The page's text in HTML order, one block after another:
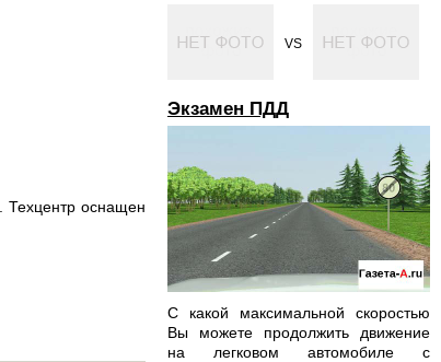
VS
Экзамен ПДД
С какой максимальной скоростью
Вы можете продолжить движение
на легковом автомобиле с
Техцентр оснащен